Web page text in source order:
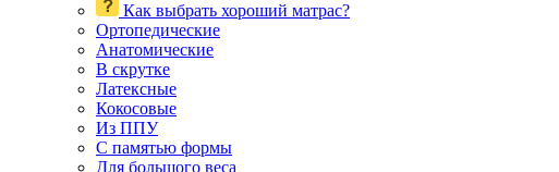
Как выбрать хороший матрас?
Ортопедические
Анатомические
В скрутке
Латексные
Кокосовые
Из ППУ
С памятью формы
Для большого веса